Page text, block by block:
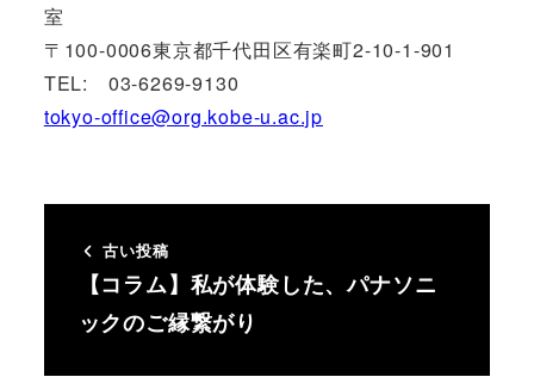
室
〒100-0006東京都千代田区有楽町2-10-1-901
TEL: 03-6269-9130
tokyo-office@org.kobe-u.ac.jp
古い投稿
【コラム】私が体験した、パナソニ
ックのご縁繋がり